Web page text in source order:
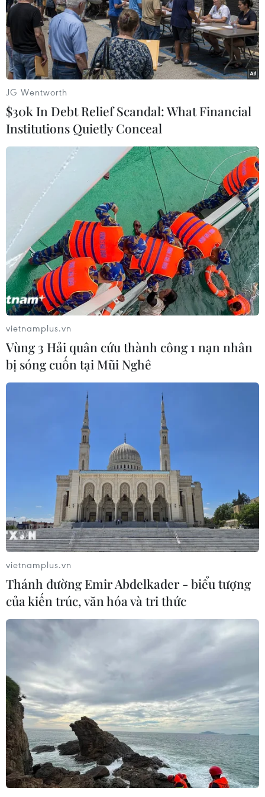
Kinh tế số - động cơ của sự phục hồi kinh
tế khu vực ASEAN
26/09/2021 09:16
Đối với một khu vực vẫn đang phải vật lộn với đại dịch
COVID-19, kinh tế số đem lại không chỉ một phương tiện
mới để duy trì kết nối, mà còn là một "chiếc phao" kinh
tế cho các doanh nghiệp ASEAN.
ADB hạ dự báo tăng trưởng của các nước
châu Á đang phát triển
22/09/2021 04:34
ADB dự báo tăng trưởng của các nền kinh tế đang phát
triển tại châu Á năm 2021 là 7,1%, giảm 0,2 điểm % so
với dự báo đưa ra hồi tháng Tư.
Malaysia và Ấn Độ đứng đầu châu Á về
JG Wentworth
$30k In Debt Relief Scandal: What Financial
Institutions Quietly Conceal
vietnamplus.vn
Vùng 3 Hải quân cứu thành công 1 nạn nhân
bị sóng cuốn tại Mũi Nghê
vietnamplus.vn
Thánh đường Emir Abdelkader - biểu tượng
của kiến trúc, văn hóa và tri thức